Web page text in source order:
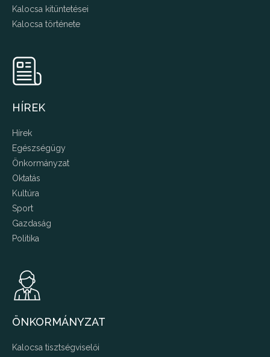
Kalocsa kitüntetései
Kalocsa története
HÍREK
Hírek
Egészségügy
Önkormányzat
Oktatás
Kultúra
Sport
Gazdaság
Politika
ÖNKORMÁNYZAT
Kalocsa tisztségviselői